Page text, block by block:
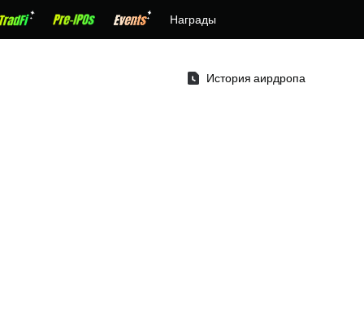
Награды
История аирдропа